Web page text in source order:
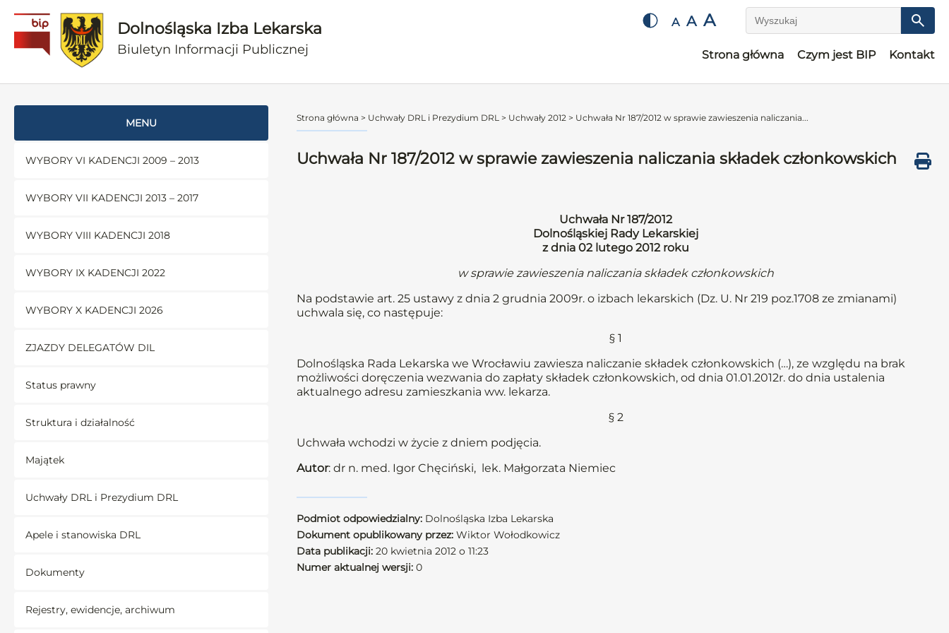
Dolnośląska Izba Lekarska
Biuletyn Informacji Publicznej
A A A Wyszukaj
Strona główna Czym jest BIP Kontakt
MENU
WYBORY VI KADENCJI 2009 – 2013
WYBORY VII KADENCJI 2013 – 2017
WYBORY VIII KADENCJI 2018
WYBORY IX KADENCJI 2022
WYBORY X KADENCJI 2026
ZJAZDY DELEGATÓW DIL
Status prawny
Struktura i działalność
Majątek
Uchwały DRL i Prezydium DRL
Apele i stanowiska DRL
Dokumenty
Rejestry, ewidencje, archiwum
Strona główna > Uchwały DRL i Prezydium DRL > Uchwały 2012 > Uchwała Nr 187/2012 w sprawie zawieszenia naliczania...
Uchwała Nr 187/2012 w sprawie zawieszenia naliczania składek członkowskich
Uchwała Nr 187/2012
Dolnośląskiej Rady Lekarskiej
z dnia 02 lutego 2012 roku
w sprawie zawieszenia naliczania składek członkowskich
Na podstawie art. 25 ustawy z dnia 2 grudnia 2009r. o izbach lekarskich (Dz. U. Nr 219 poz.1708 ze zmianami)
uchwala się, co następuje:
§ 1
Dolnośląska Rada Lekarska we Wrocławiu zawiesza naliczanie składek członkowskich (…), ze względu na brak
możliwości doręczenia wezwania do zapłaty składek członkowskich, od dnia 01.01.2012r. do dnia ustalenia
aktualnego adresu zamieszkania ww. lekarza.
§ 2
Uchwała wchodzi w życie z dniem podjęcia.
Autor: dr n. med. Igor Chęciński, lek. Małgorzata Niemiec
Podmiot odpowiedzialny: Dolnośląska Izba Lekarska
Dokument opublikowany przez: Wiktor Wołodkowicz
Data publikacji: 20 kwietnia 2012 o 11:23
Numer aktualnej wersji: 0